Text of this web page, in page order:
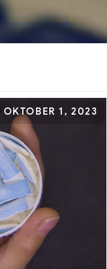
Posted
on
OKTOBER 1, 2023
Next